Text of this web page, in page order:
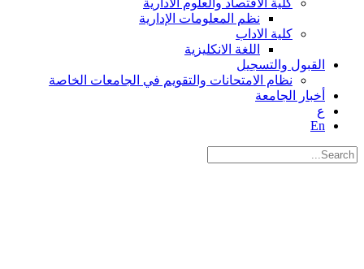
كلية الاقتصاد والعلوم الادارية
نظم المعلومات الإدارية
كلية الاداب
اللغة الانكليزية
القبول والتسجيل
نظام الامتحانات والتقويم في الجامعات الخاصة
أخبار الجامعة
ع
En